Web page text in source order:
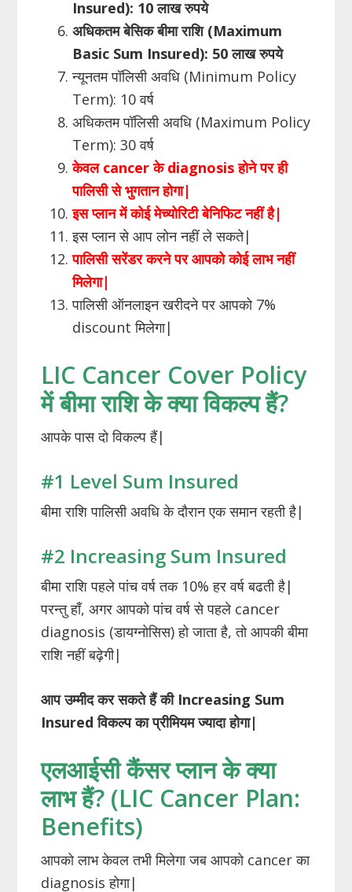
Insured): 10 लाख रुपये
अधिकतम बेसिक बीमा राशि (Maximum
Basic Sum Insured): 50 लाख रुपये
न्यूनतम पॉलिसी अवधि (Minimum Policy
Term): 10 वर्ष
अधिकतम पॉलिसी अवधि (Maximum Policy
Term): 30 वर्ष
केवल cancer के diagnosis होने पर ही
पालिसी से भुगतान होगा|
इस प्लान में कोई मेच्योरिटी बेनिफिट नहीं है|
इस प्लान से आप लोन नहीं ले सकते|
पालिसी सरेंडर करने पर आपको कोई लाभ नहीं
मिलेगा|
पालिसी ऑनलाइन खरीदने पर आपको 7%
discount मिलेगा|
LIC Cancer Cover Policy
में बीमा राशि के क्या विकल्प हैं?
आपके पास दो विकल्प हैं|
#1 Level Sum Insured
बीमा राशि पालिसी अवधि के दौरान एक समान रहती है|
#2 Increasing Sum Insured
बीमा राशि पहले पांच वर्ष तक 10% हर वर्ष बढती है|
परन्तु हाँ, अगर आपको पांच वर्ष से पहले cancer
diagnosis (डायग्नोसिस) हो जाता है, तो आपकी बीमा
राशि नहीं बढ़ेगी|
आप उम्मीद कर सकते हैं की Increasing Sum
Insured विकल्प का प्रीमियम ज्यादा होगा|
एलआईसी कैंसर प्लान के क्या
लाभ हैं? (LIC Cancer Plan:
Benefits)
आपको लाभ केवल तभी मिलेगा जब आपको cancer का
diagnosis होगा|